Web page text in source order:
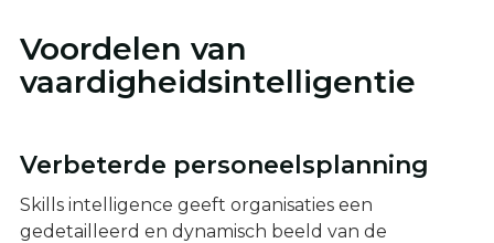
Voordelen van
vaardigheidsintelligentie
Verbeterde personeelsplanning
Skills intelligence geeft organisaties een
gedetailleerd en dynamisch beeld van de